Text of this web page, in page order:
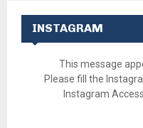
INSTAGRAM
This message
Please fill the
Instagram